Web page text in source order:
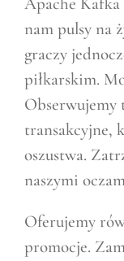
nam pulsy na
graczy
piłkarskim.
Obserwujemy
transakcyjne,
oszustwa.
naszymi
Oferujemy
promocje.